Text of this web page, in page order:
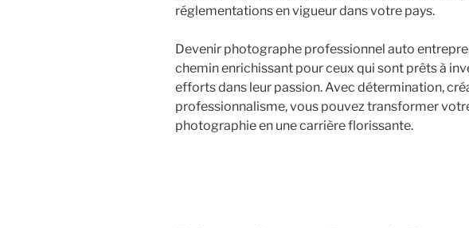
réglementations en vigueur dans votre pays.
Devenir photographe professionnel auto
chemin enrichissant pour ceux qui sont prêts à
efforts dans leur passion. Avec détermination,
professionnalisme, vous pouvez transformer
photographie en une carrière florissante.